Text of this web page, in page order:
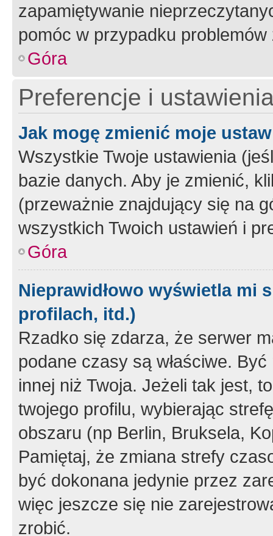
zapamiętywanie
pomóc w przypadku
Góra
Preferencje i
Jak mogę zmienić moje
Wszystkie Twoje ustawienia
bazie danych. Aby je zmienić,
(przeważnie znajdujący się na
wszystkich Twoich ustawień i
Góra
Nieprawidłowo wyświetla mi
profilach, itd.)
Rzadko się zdarza, że serwer
podane czasy są właściwe.
innej niż Twoja. Jeżeli tak jest,
twojego profilu, wybierając
obszaru (np Berlin, Bruksela,
Pamiętaj, że zmiana strefy
być dokonana jedynie przez
więc jeszcze się nie
zrobić.